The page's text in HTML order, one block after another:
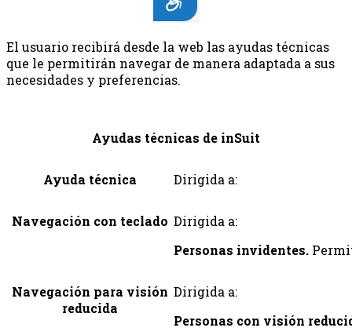
El usuario recibirá desde la web las ayudas técnicas
que le permitirán navegar de manera adaptada a sus
necesidades y preferencias.
Ayudas técnicas de inSuit
Ayuda técnica Dirigida a:
Navegación con teclado Dirigida a:
Personas invidentes.
Navegación para visión
reducida
Dirigida a:
Personas con visión